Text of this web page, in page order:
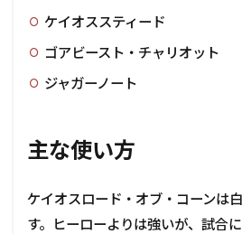
ケイオススティード
ゴアビースト・チャリオット
ジャガーノート
主な使い方
ケイオスロード・オブ・コーンは
す。ヒーローよりは強いが、試合